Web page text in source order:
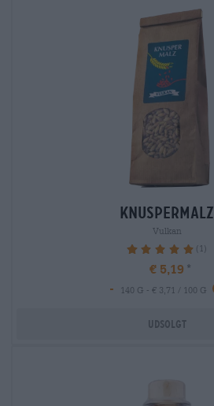
knuspermalz
Vulkan
100% (1)
€ 5,19
-
140 G - € 3,71 / 100 G
Udsolgt